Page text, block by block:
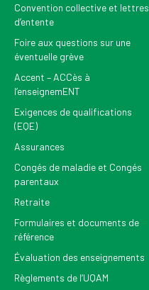
Convention collective et lettres
d’entente
Foire aux questions sur une
éventuelle grève
Accent – ACCès à
l’enseignemENT
Exigences de qualifications
(EQE)
Assurances
Congés de maladie et Congés
parentaux
Retraite
Formulaires et documents de
référence
Évaluation des enseignements
Règlements de l’UQAM